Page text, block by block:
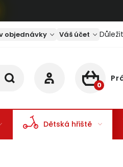
objednávky Váš účet
Dětská hřiště